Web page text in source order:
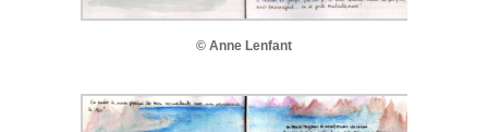
© Anne Lenfant